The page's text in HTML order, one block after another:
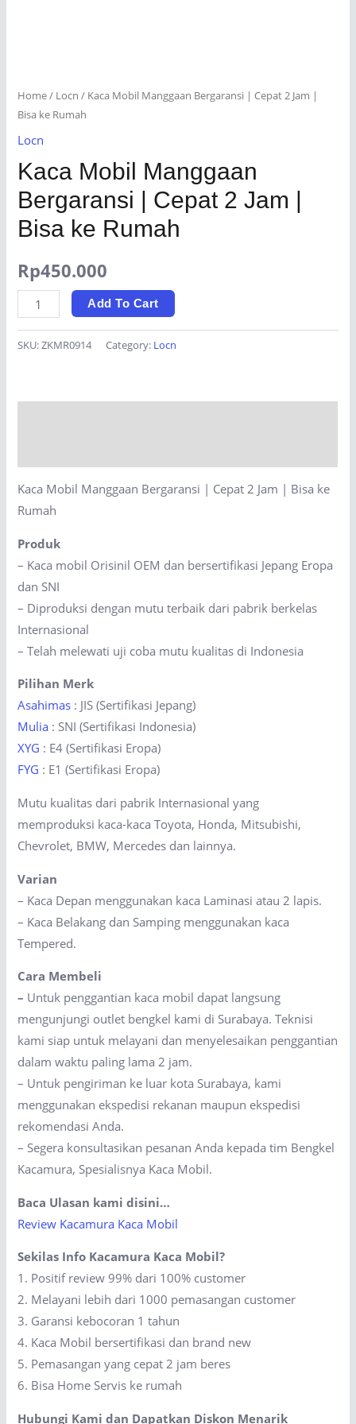
Home/ Locn / Kaca Mobil Manggaan Bergaransi | Cepat 2 Jam |
Bisa ke Rumah
Locn
Kaca Mobil Manggaan
Bergaransi | Cepat 2 Jam |
Bisa ke Rumah
Rp450.000
Kaca
Mobil
Manggaan
|
Bisa
ke
Rumah
quantity
Add To Cart
SKU:ZKMR0914 Category: Locn
Kaca Mobil Manggaan Bergaransi | Cepat 2 Jam | Bisa ke
Rumah
Produk
– Kaca mobil Orisinil OEM dan bersertifikasi Jepang Eropa
dan SNI
– Diproduksi dengan mutu terbaik dari pabrik berkelas
Internasional
– Telah melewati uji coba mutu kualitas di Indonesia
Pilihan Merk
Asahimas : JIS (Sertifikasi Jepang)
Mulia : SNI (Sertifikasi Indonesia)
XYG : E4 (Sertifikasi Eropa)
FYG : E1 (Sertifikasi Eropa)
Mutu kualitas dari pabrik Internasional yang
memproduksi kaca-kaca Toyota, Honda, Mitsubishi,
Chevrolet, BMW, Mercedes dan lainnya.
Varian
– Kaca Depan menggunakan kaca Laminasi atau 2 lapis.
– Kaca Belakang dan Samping menggunakan kaca
Tempered.
Cara Membeli
– Untuk penggantian kaca mobil dapat langsung
mengunjungi outlet bengkel kami di Surabaya. Teknisi
kami siap untuk melayani dan menyelesaikan penggantian
dalam waktu paling lama 2 jam.
– Untuk pengiriman ke luar kota Surabaya, kami
menggunakan ekspedisi rekanan maupun ekspedisi
rekomendasi Anda.
– Segera konsultasikan pesanan Anda kepada tim Bengkel
Kacamura, Spesialisnya Kaca Mobil.
Baca Ulasan kami disini…
Review Kacamura Kaca Mobil
Sekilas Info Kacamura Kaca Mobil?
1. Positif review 99% dari 100% customer
2. Melayani lebih dari 1000 pemasangan customer
3. Garansi kebocoran 1 tahun
4. Kaca Mobil bersertifikasi dan brand new
5. Pemasangan yang cepat 2 jam beres
6. Bisa Home Servis ke rumah
Hubungi Kami dan Dapatkan Diskon Menarik